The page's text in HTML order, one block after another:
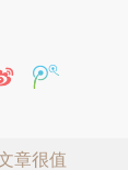
章很值